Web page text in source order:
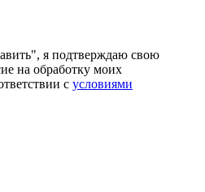
я подтверждаю свою
на обработку моих
с условиями